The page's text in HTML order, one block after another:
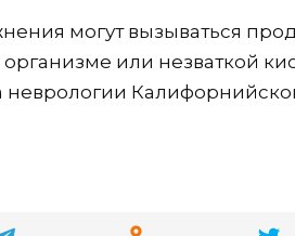
могут вызываться
или незваткой
неврологии